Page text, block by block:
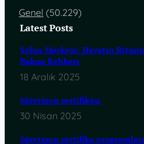
Genel (50.229)
Latest Posts
Salon Merkezi: Hayatın
Bakım Rehberi
18 Aralık 2025
öğretmen sertifikası
30 Nisan 2025
öğretmen sertifika programları